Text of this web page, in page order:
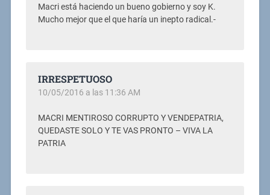
Macri está haciendo un bueno gobierno y soy K.
Mucho mejor que el que haría un inepto radical.-
IRRESPETUOSO
10/05/2016 a las 11:36 AM
MACRI MENTIROSO CORRUPTO Y VENDEPATRIA,
QUEDASTE SOLO Y TE VAS PRONTO – VIVA LA
PATRIA